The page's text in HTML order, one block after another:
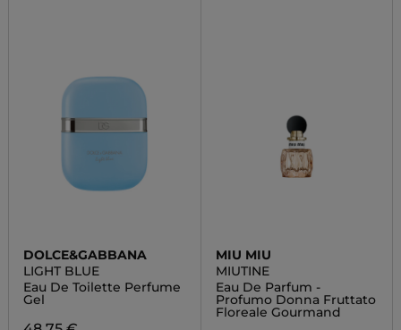
DOLCE&GABBANA
LIGHT BLUE
Eau De Toilette Perfume
Gel
MIU MIU
MIUTINE
Eau De Parfum -
Profumo Donna Fruttato
Floreale Gourmand